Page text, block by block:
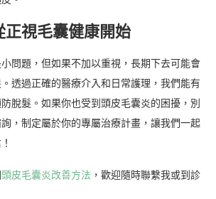
正視毛囊健康開始
問題，但如果不加以重視，長期下去可能會
透過正確的醫療介入和日常護理，我們能有
脫髮。如果你也受到頭皮毛囊炎的困擾，別
，制定屬於你的專屬治療計畫，讓我們一起
頭皮毛囊炎改善方法 ，歡迎隨時聯繫我或到診